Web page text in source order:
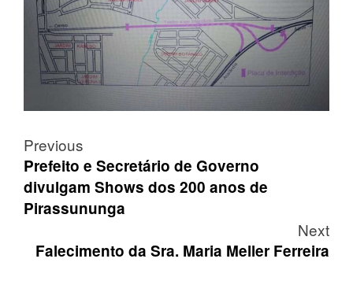
Post
navigation
Previous
Prefeito e Secretário de Governo
divulgam Shows dos 200 anos de
Pirassununga
Next
Falecimento da Sra. Maria Meller Ferreira